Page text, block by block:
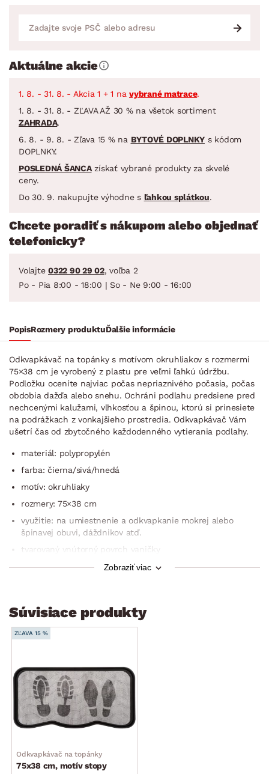
Aktuálne akcie
1. 8. - 31. 8. - Akcia 1 + 1 na vybrané matrace.
1. 8. - 31. 8. - ZĽAVA AŽ 30 % na všetok sortiment
ZAHRADA.
6. 8. - 9. 8. - Zľava 15 % na BYTOVÉ DOPLNKY s kódom
DOPLNKY.
POSLEDNÁ ŠANCAzískať vybrané produkty za skvelé
ceny.
Do 30. 9. nakupujte výhodne s ľahkou splátkou.
Chcete poradiť s nákupom alebo objednať
telefonicky?
Volajte 0322 90 29 02, voľba 2
Po - Pia 8:00 - 18:00 | So - Ne 9:00 - 16:00
PopisRozmery produktuĎalšie informácie
Odkvapkávač na topánky s motívom okruhliakov s rozmermi
75×38 cm je vyrobený z plastu pre veľmi ľahkú údržbu.
Podložku oceníte najviac počas nepriaznivého počasia, počas
obdobia dažďa alebo snehu. Ochráni podlahu predsiene pred
nechcenými kalužami, vlhkosťou a špinou, ktorú si prinesiete
na podrážkach z vonkajšieho prostredia. Odkvapkávač Vám
ušetrí čas od zbytočného každodenného vytierania podlahy.
materiál: polypropylén
farba: čierna/sivá/hnedá
motív: okruhliaky
rozmery: 75×38 cm
využitie: na umiestnenie a odkvapkanie mokrej alebo
špinavej obuvi, dáždnikov atď.
tvarovaný vnútorný povrch vaničky
vysoké okraje – voda a nečistoty zostanú na podložke
veľmi jednoduchá údržba
Zobraziť viac
Súvisiace produkty
ZĽAVA 15 %
Odkvapkávač na topánky
75x38 cm, motív stopy